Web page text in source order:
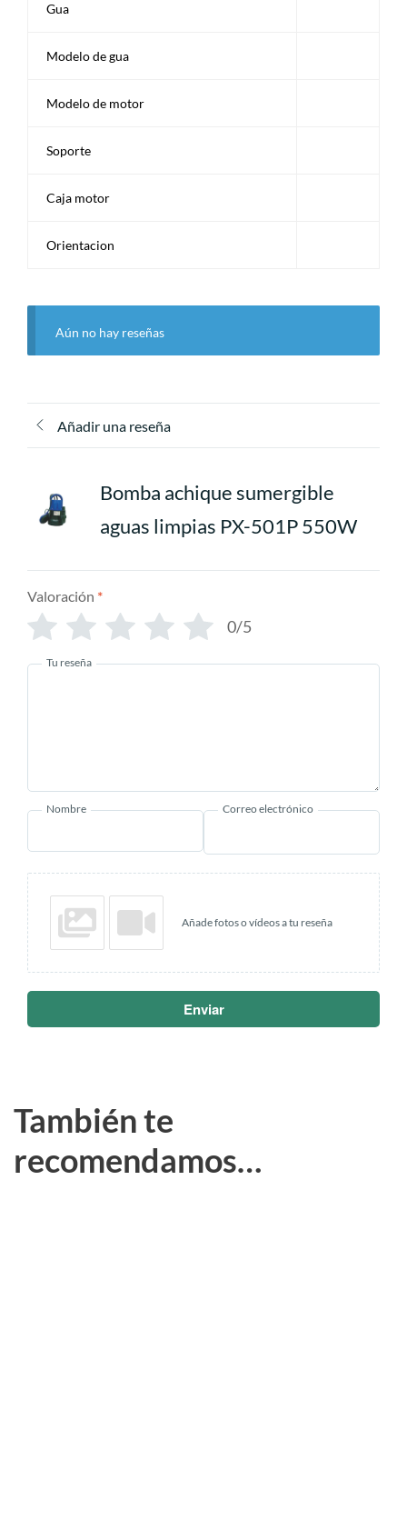
Gua
Modelo de gua
Modelo de motor
Soporte
Caja motor
Orientacion
Aún no hay reseñas
Añadir una reseña
Bomba achique sumergible
aguas limpias PX-501P 550W
Valoración *
0/5
Tu reseña
Nombre Correo electrónico
Añade fotos o vídeos a tu reseña
Enviar
También te
recomendamos…